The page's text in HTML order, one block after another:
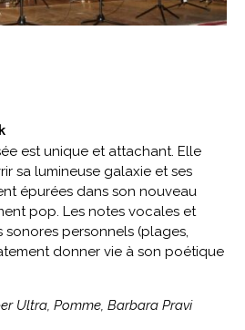
est unique et attachant. Elle
sa lumineuse galaxie et ses
épurées dans son nouveau
pop. Les notes vocales et
sonores personnels (plages,
donner vie à son poétique
Ultra, Pomme, Barbara Pravi